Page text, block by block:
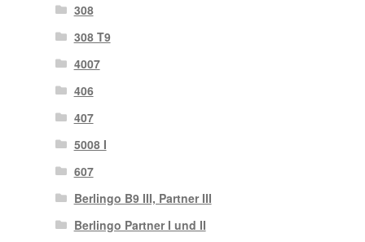
308
308 T9
4007
406
407
5008 I
607
Berlingo B9 III, Partner III
Berlingo Partner I und II